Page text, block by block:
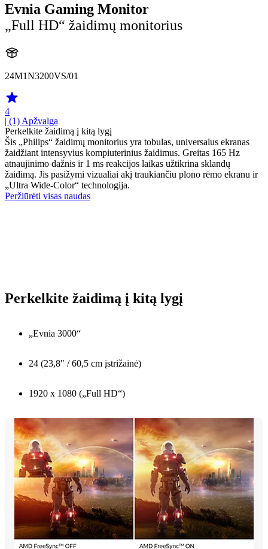
Evnia Gaming Monitor
„Full HD“ žaidimų monitorius
24M1N3200VS/01
4
| (1) Apžvalga
Perkelkite žaidimą į kitą lygį
Šis „Philips“ žaidimų monitorius yra tobulas, universalus ekranas
žaidžiant intensyvius kompiuterinius žaidimus. Greitas 165 Hz
atnaujinimo dažnis ir 1 ms reakcijos laikas užtikrina sklandų
žaidimą. Jis pasižymi vizualiai akį traukiančiu plono rėmo ekranu ir
„Ultra Wide-Color“ technologija.
Peržiūrėti visas naudas
Perkelkite žaidimą į kitą lygį
„Evnia 3000“
24 (23,8" / 60,5 cm įstrižainė)
1920 x 1080 („Full HD“)